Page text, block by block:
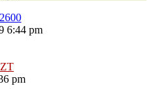
6:44 pm
pm